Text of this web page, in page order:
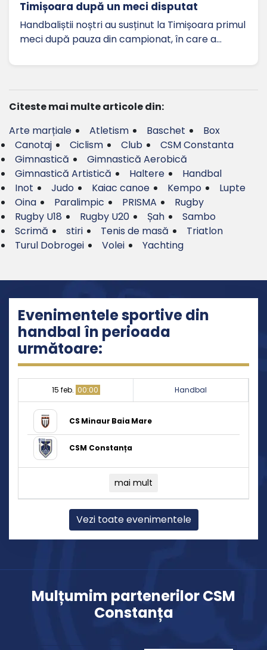
Timișoara după un meci disputat
Handbaliștii noștri au susținut la Timișoara primul
meci după pauza din campionat, în care a…
Citeste mai multe articole din:
Arte marțiale
Atletism Baschet
Box
Canotaj
Ciclism Club
CSM Constanta
Gimnastică
Gimnastică Aerobică
Gimnastică Artistică
Haltere
Handbal
Inot
Judo Kaiac canoe Kempo
Lupte
Oina
Paralimpic PRISMA
Rugby
Rugby U18
Rugby U20 Șah
Sambo
Scrimă
stiri Tenis de masă
Triatlon
Turul Dobrogei
Volei Yachting
Evenimentele sportive din
handbal în perioada
următoare:
15 feb. 00:00 Handbal
CS Minaur Baia Mare
CSM Constanța
mai mult
Vezi toate evenimentele
Mulțumim partenerilor CSM
Constanța